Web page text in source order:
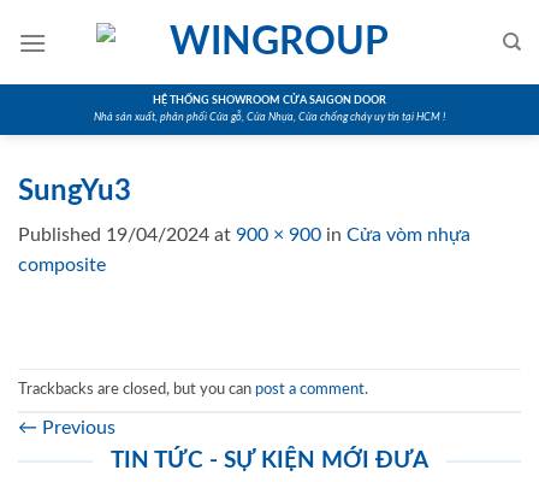
HỆ THỐNG SHOWROOM CỬA SAIGON DOOR
Nhà sản xuất, phân phối Cửa gỗ, Cửa Nhựa, Cửa chống cháy uy tín tại HCM !
SungYu3
Published 19/04/2024 at 900 × 900 in Cửa vòm nhựa
composite
Trackbacks are closed, but you can post a comment.
← Previous
TIN TỨC - SỰ KIỆN MỚI ĐƯA